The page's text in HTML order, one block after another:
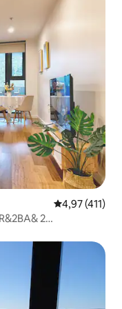
Середня
4,97 (411)
2